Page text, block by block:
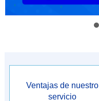
Ventajas de nuestro
servicio